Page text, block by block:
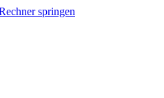
springen